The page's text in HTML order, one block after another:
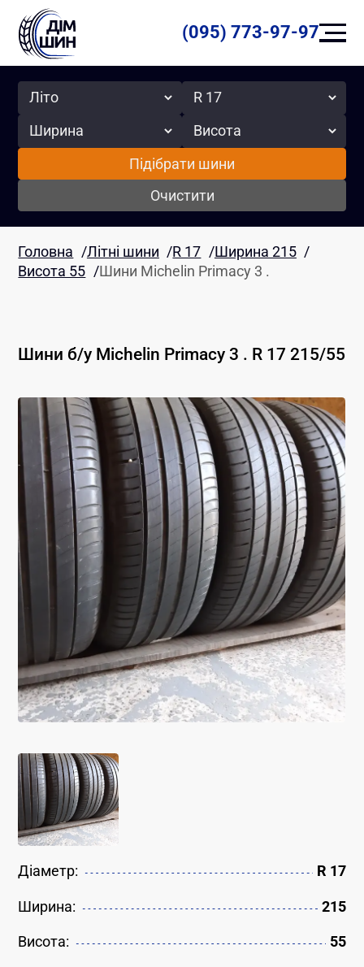
(095) 773-97-97
Сезон Радіус
Ширина Висота
Підібрати шини
Очистити
Головна /Літні шини /R 17 /Ширина 215 /
Висота 55 /Шини Michelin Primacy 3 .
Шини б/у Michelin Primacy 3 . R 17 215/55
Діаметр: R 17
Ширина: 215
Висота: 55